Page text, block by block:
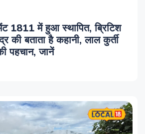
1811 में हुआ स्थापित, ब्रिटिश
की बताता है कहानी, लाल कुर्ती
पहचान, जानें